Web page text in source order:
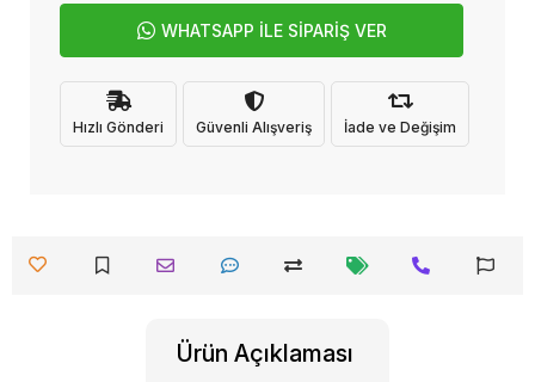
WHATSAPP İLE SİPARİŞ VER
Hızlı Gönderi Güvenli Alışveriş İade ve Değişim
Ürün Açıklaması